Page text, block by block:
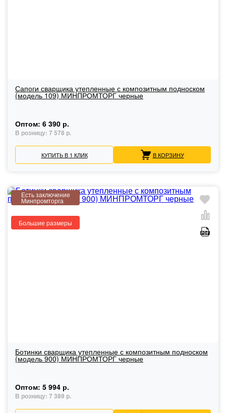
Сапоги сварщика утепленные с композитным подноском
(модель 109) МИНПРОМТОРГ черные
Оптом: 6 390 р.
В розницу: 7 578 р.
КУПИТЬ В 1 КЛИК В КОРЗИНУ
Есть заключение
Минпромторга
Большие размеры
Ботинки сварщика утепленные с композитным подноском
(модель 900) МИНПРОМТОРГ черные
Оптом: 5 994 р.
В розницу: 7 389 р.